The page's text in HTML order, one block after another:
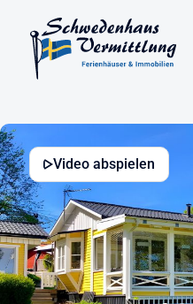
Video abspielen